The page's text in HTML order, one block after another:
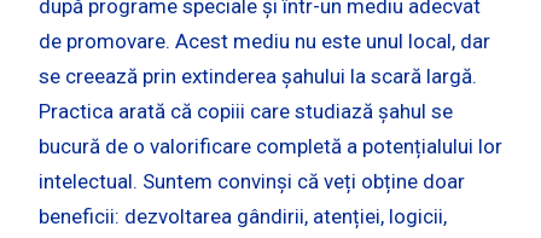
după programe speciale și într-un mediu adecvat
de promovare. Acest mediu nu este unul local, dar
se creează prin extinderea șahului la scară largă.
Practica arată că copiii care studiază șahul se
bucură de o valorificare completă a potențialului lor
intelectual. Suntem convinși că veți obține doar
beneficii: dezvoltarea gândirii, atenției, logicii,